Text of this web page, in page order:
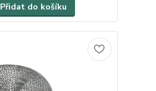
Přidat do košíku